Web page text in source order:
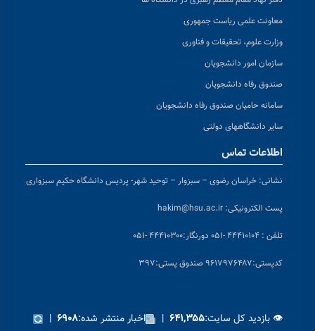
معاونت علمی ریاست جمهوری
وزارت علوم، تحقیقات و فناوری
سازمان امور دانشجویان
صندوق رفاه دانشجویان
سامانه حامیان صندوق رفاه دانشجویان
سایر دانشگاههای دولتی
اطلاعات تماس
نشانی: خراسان رضوی – سبزوار – توحید شهر- پردیس دانشگاه حکیم سبزواری
پست الکترونیکی: hakim@hsu.ac.ir
تلفن : ۴۴۴۱۰۱۰۴ -۰۵۱ دورنگار:۴۴۴۱۰۳۰۰ -۰۵۱
کدپستی:۹۶۱۷۹۷۶۴۸۷ صندوق پستی:۳۹۷
👁 بازدید کل سایت:۶۴۱,۳۵۵ | اخبار منتشر شده:۶۹۰۸ |